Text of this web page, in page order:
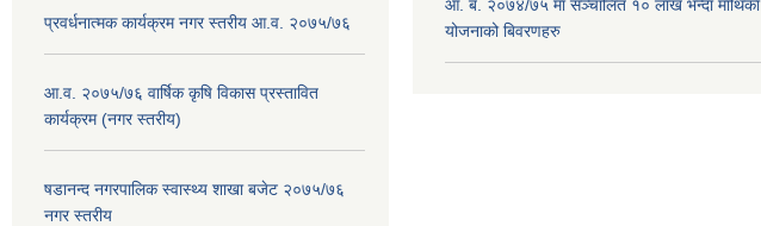
प्रवर्धनात्मक कार्यक्रम नगर स्तरीय आ.व. २०७५/७६
आ.व. २०७५/७६ वार्षिक कृषि विकास प्रस्तावित
कार्यक्रम (नगर स्तरीय)
षडानन्द नगरपालिक स्वास्थ्य शाखा बजेट २०७५/७६
नगर स्तरीय
आ. ब. २०७४/७५ मा सञ्चालित १० लाख भन्दा माथिका
योजनाको बिवरणहरु